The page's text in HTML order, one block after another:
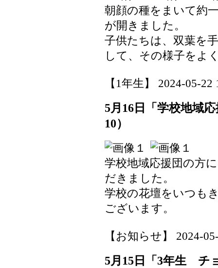
朝顔の種をまいて約
が開きました。
子供たちは、双葉を
して、その様子をよ
【1年生】 2024-05-22
5月16日「学校地域
10）
学校地域応援団の方
だきました。
学校の花壇をいつも
ございます。
【お知らせ】 2024-
5月15日「3年生 チ